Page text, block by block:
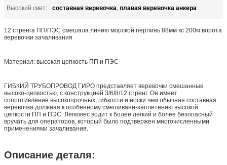
Высокий свет:
составная веревочка, плавая веревочка анкера
12 стренга ПП/ПЭС смешала линию морской перлинь 88мм кс 200м ворота
веревочки зачаливания
Материал: высокая цепкость ПП и ПЭС
ГИБКИЙ ТРУБОПРОВОД ГИРО представляет веревочки смешанные
высоко-цепкостью, с конструкцией 3/6/8/12 стренг. Он имеет
сопротивление высокопрочных, гибкости и носки чем обычная составная
веревочка должная к особенному смешивани-заплетению высокой
цепкости ПП и ПЭС. Легковес водит к более легкий и более безопасный
вручать для операторов, который было подтвержен многочисленными
применениями зачаливания.
Описание деталя: